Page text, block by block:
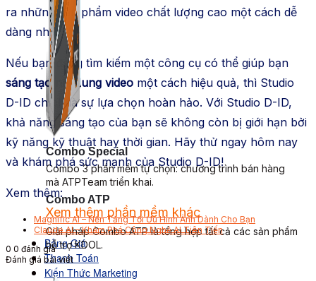
Combo Special
Combo 3 phần mềm tự chọn: chương trình bán hàng
mà ATPTeam triển khai.
Xem thêm phần mềm khác
Xem thêm phần mềm khác
Bảng Giá
Thanh Toán
Kiến Thức Marketing
Combo ATP
Giải pháp Combo ATP là tổng hợp tất cả các sản phẩm
hỗ trợ KDOL.
ra những sản phẩm video chất lượng cao một cách dễ
dàng nhất.
Nếu bạn đang tìm kiếm một công cụ có thể giúp bạn
sáng tạo nội dung video một cách hiệu quả, thì Studio
D-ID chính là sự lựa chọn hoàn hảo. Với Studio D-ID,
khả năng sáng tạo của bạn sẽ không còn bị giới hạn bởi
kỹ năng kỹ thuật hay thời gian. Hãy thử ngay hôm nay
và khám phá sức mạnh của Studio D-ID!
Xem thêm:
Magnific AI – Nền Tảng Tối Ưu Hình Ảnh Dành Cho Bạn
Claude AI – Khám Phá Công Nghệ AI Tiên Tiến
0 0 đánh giá
Đánh giá bài viết